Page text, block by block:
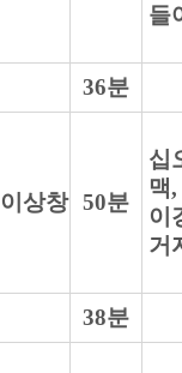
들
36분
이상창 50분
십
맥
이
거
38분